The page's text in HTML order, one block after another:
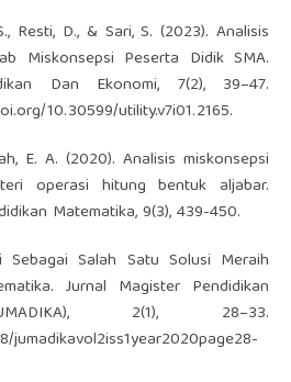
Resti, D., & Sari, S. (2023). Analisis
Miskonsepsi Peserta Didik SMA.
Dan Ekonomi, 7(2), 39–47.
10.30599/utility.v7i01.2165.
E. A. (2020). Analisis miskonsepsi
operasi hitung bentuk aljabar.
Matematika, 9(3), 439-450.
Sebagai Salah Satu Solusi Meraih
Jurnal Magister Pendidikan
2(1), 28–33.
jumadikavol2iss1year2020page28-